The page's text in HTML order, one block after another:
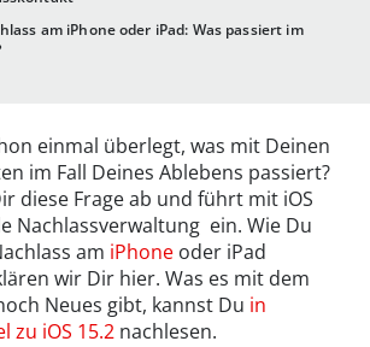
am iPhone oder iPad: Was passiert im
einmal überlegt, was mit Deinen
im Fall Deines Ablebens passiert?
diese Frage ab und führt mit iOS
Nachlassverwaltung ein. Wie Du
am iPhone oder iPad
wir Dir hier. Was es mit dem
Neues gibt, kannst Du in
zu iOS 15.2 nachlesen.